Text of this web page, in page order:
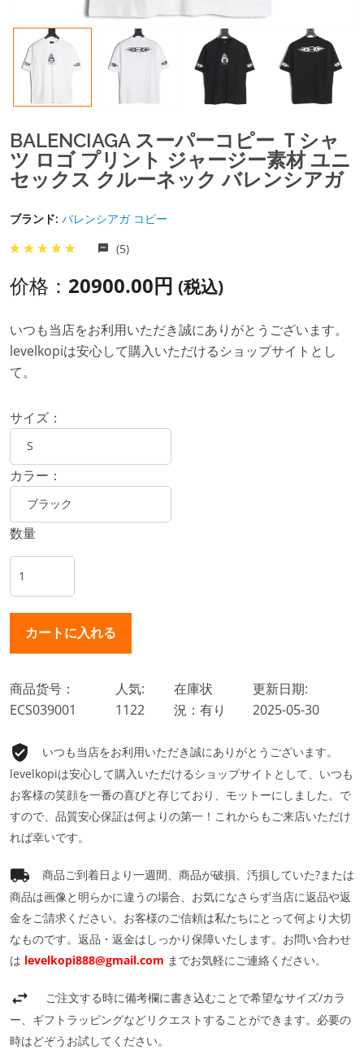
BALENCIAGA スーパーコピー Ｔシャ
ツ ロゴ プリント ジャージー素材 ユニ
セックス クルーネック バレンシアガ
ブランド: バレンシアガ コピー
(5)
价格： 20900.00円 (税込)
いつも当店をお利用いただき誠にありがとうございます。
levelkopiは安心して購入いただけるショップサイトとし
て。
サイズ：
カラー：
数量
商品货号：
ECS039001
人気:
1122
在庫状
況：有り
更新日期:
2025-05-30
いつも当店をお利用いただき誠にありがとうございます。
levelkopiは安心して購入いただけるショップサイトとして、いつも
お客様の笑顔を一番の喜びと存じており、モットーにしました。で
すので、品質安心保証は何よりの第一！これからもご来店いただけ
れば幸いです。
商品ご到着日より一週間、商品が破損、汚損していた?または
商品は画像と明らかに違うの場合、お気になさらず当店に返品や返
金をご請求ください。お客様のご信頼は私たちにとって何より大切
なものです。返品・返金はしっかり保障いたします。お問い合わせ
は levelkopi888@gmail.com までお気軽にご連絡ください。
ご注文する時に備考欄に書き込むことで希望なサイズ/カラ
ー、ギフトラッピングなどリクエストすることができます。必要の
時はどぞうお試してください。